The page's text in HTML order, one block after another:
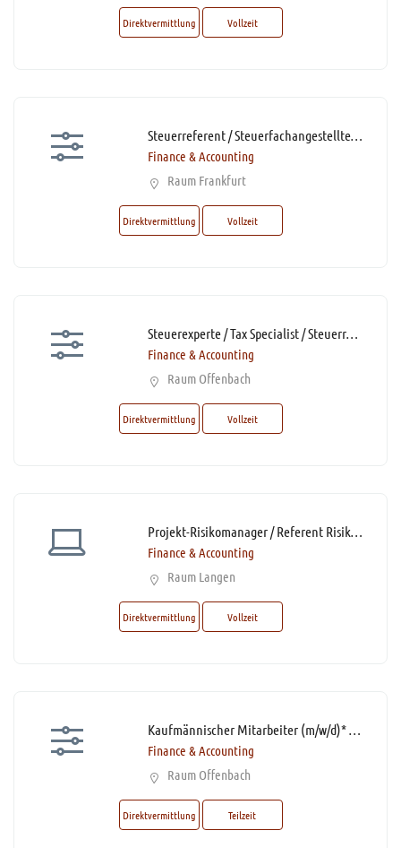
Direktvermittlung Vollzeit
Steuerreferent / Steuerfachangestellter / Steuerfachwirt (m/w/d)* mit Homeoffice-Option
Finance & Accounting
Raum Frankfurt
Direktvermittlung Vollzeit
Steuerexperte / Tax Specialist / Steuerreferent / Steuerfachangestellte (m/w/d)* mit Homeoffice-Option
Finance & Accounting
Raum Offenbach
Direktvermittlung Vollzeit
Projekt-Risikomanager / Referent Risikomanagement (m/w/d)*
Finance & Accounting
Raum Langen
Direktvermittlung Vollzeit
Kaufmännischer Mitarbeiter (m/w/d)* Rechnungswesen mit Schwerpunkt Leistungsabrechnung Teilzeit
Finance & Accounting
Raum Offenbach
Direktvermittlung Teilzeit